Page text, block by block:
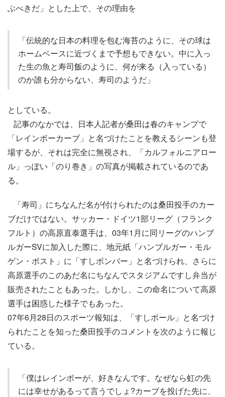
ぶべきだ」とした上で、その理由を
「伝統的な日本の料理を包む海苔のように、その球は
ホームベースに近づくまで予想もできない。中に入っ
た生の魚と寿司飯のように、何が来る（入っている）
のか誰も分からない、寿司のようだ」
としている。
記事のなかでは、日本人記者が桑田は春のキャンプで
「レインボーカーブ」と名づけたことを教えるシーンも登
場するが、それは完全に無視され、「カルフォルニアロー
ル」っぽい「のり巻き」の写真が掲載されているのであ
る。
「寿司」にちなんだ名が付けられたのは桑田投手のカー
ブだけではない。サッカー・ドイツ1部リーグ（フランク
フルト）の高原直泰選手は、03年1月に同リーグのハンブ
ルガーSVに加入した際に、地元紙「ハンブルガー・モル
ゲン・ポスト」に「すしボンバー」と名づけられ、さらに
高原選手のこのあだ名にちなんでスタジアムですし弁当が
販売されたこともあった。しかし、この命名について高原
選手は困惑した様子でもあった。
07年6月28日のスポーツ報知は、「すしボール」と名づけ
られたことを知った桑田投手のコメントを次のように報じ
ている。
「僕はレインボーが、好きなんです。なぜなら虹の先
には幸せがあるって言うでしょ?カーブを投げた先に、